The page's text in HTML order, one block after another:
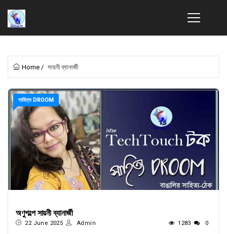
Home / সায়নী ব্যানার্জী
সাহিত্য DROOM
অণুগল্পে সায়নী ব্যানার্জী
22 June 2025 Admin 1283 0